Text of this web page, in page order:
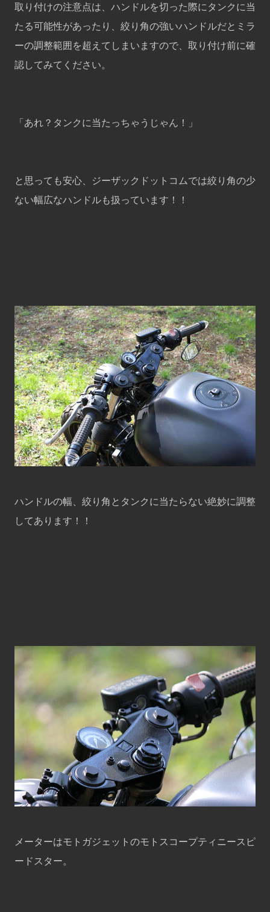
取り付けの注意点は、ハンドルを切った際にタンクに当
たる可能性があったり、絞り角の強いハンドルだとミラ
ーの調整範囲を超えてしまいますので、取り付け前に確
認してみてください。
「あれ？タンクに当たっちゃうじゃん！」
と思っても安心、ジーザックドットコムでは絞り角の少
ない幅広なハンドルも扱っています！！
ハンドルの幅、絞り角とタンクに当たらない絶妙に調整
してあります！！
メーターはモトガジェットのモトスコープティニースピ
ードスター。